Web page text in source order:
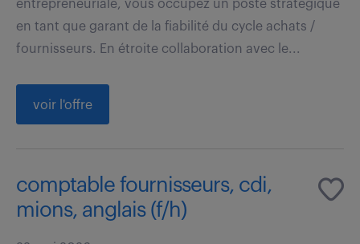
entrepreneuriale, vous occupez un poste stratégique
en tant que garant de la fiabilité du cycle achats /
fournisseurs. En étroite collaboration avec le...
voir l'offre
comptable fournisseurs, cdi,
mions, anglais (f/h)